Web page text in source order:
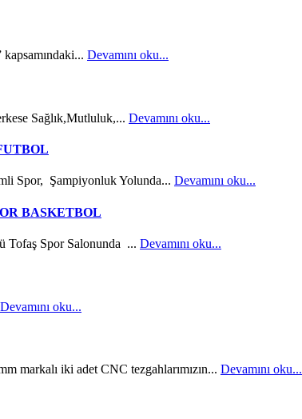
Devamını oku...
Sağlık,Mutluluk,... Devamını oku...
Spor, Şampiyonluk Yolunda... Devamını oku...
BASKETBOL
Tofaş Spor Salonunda ... Devamını oku...
Devamını oku...
iki adet CNC tezgahlarımızın... Devamını oku...